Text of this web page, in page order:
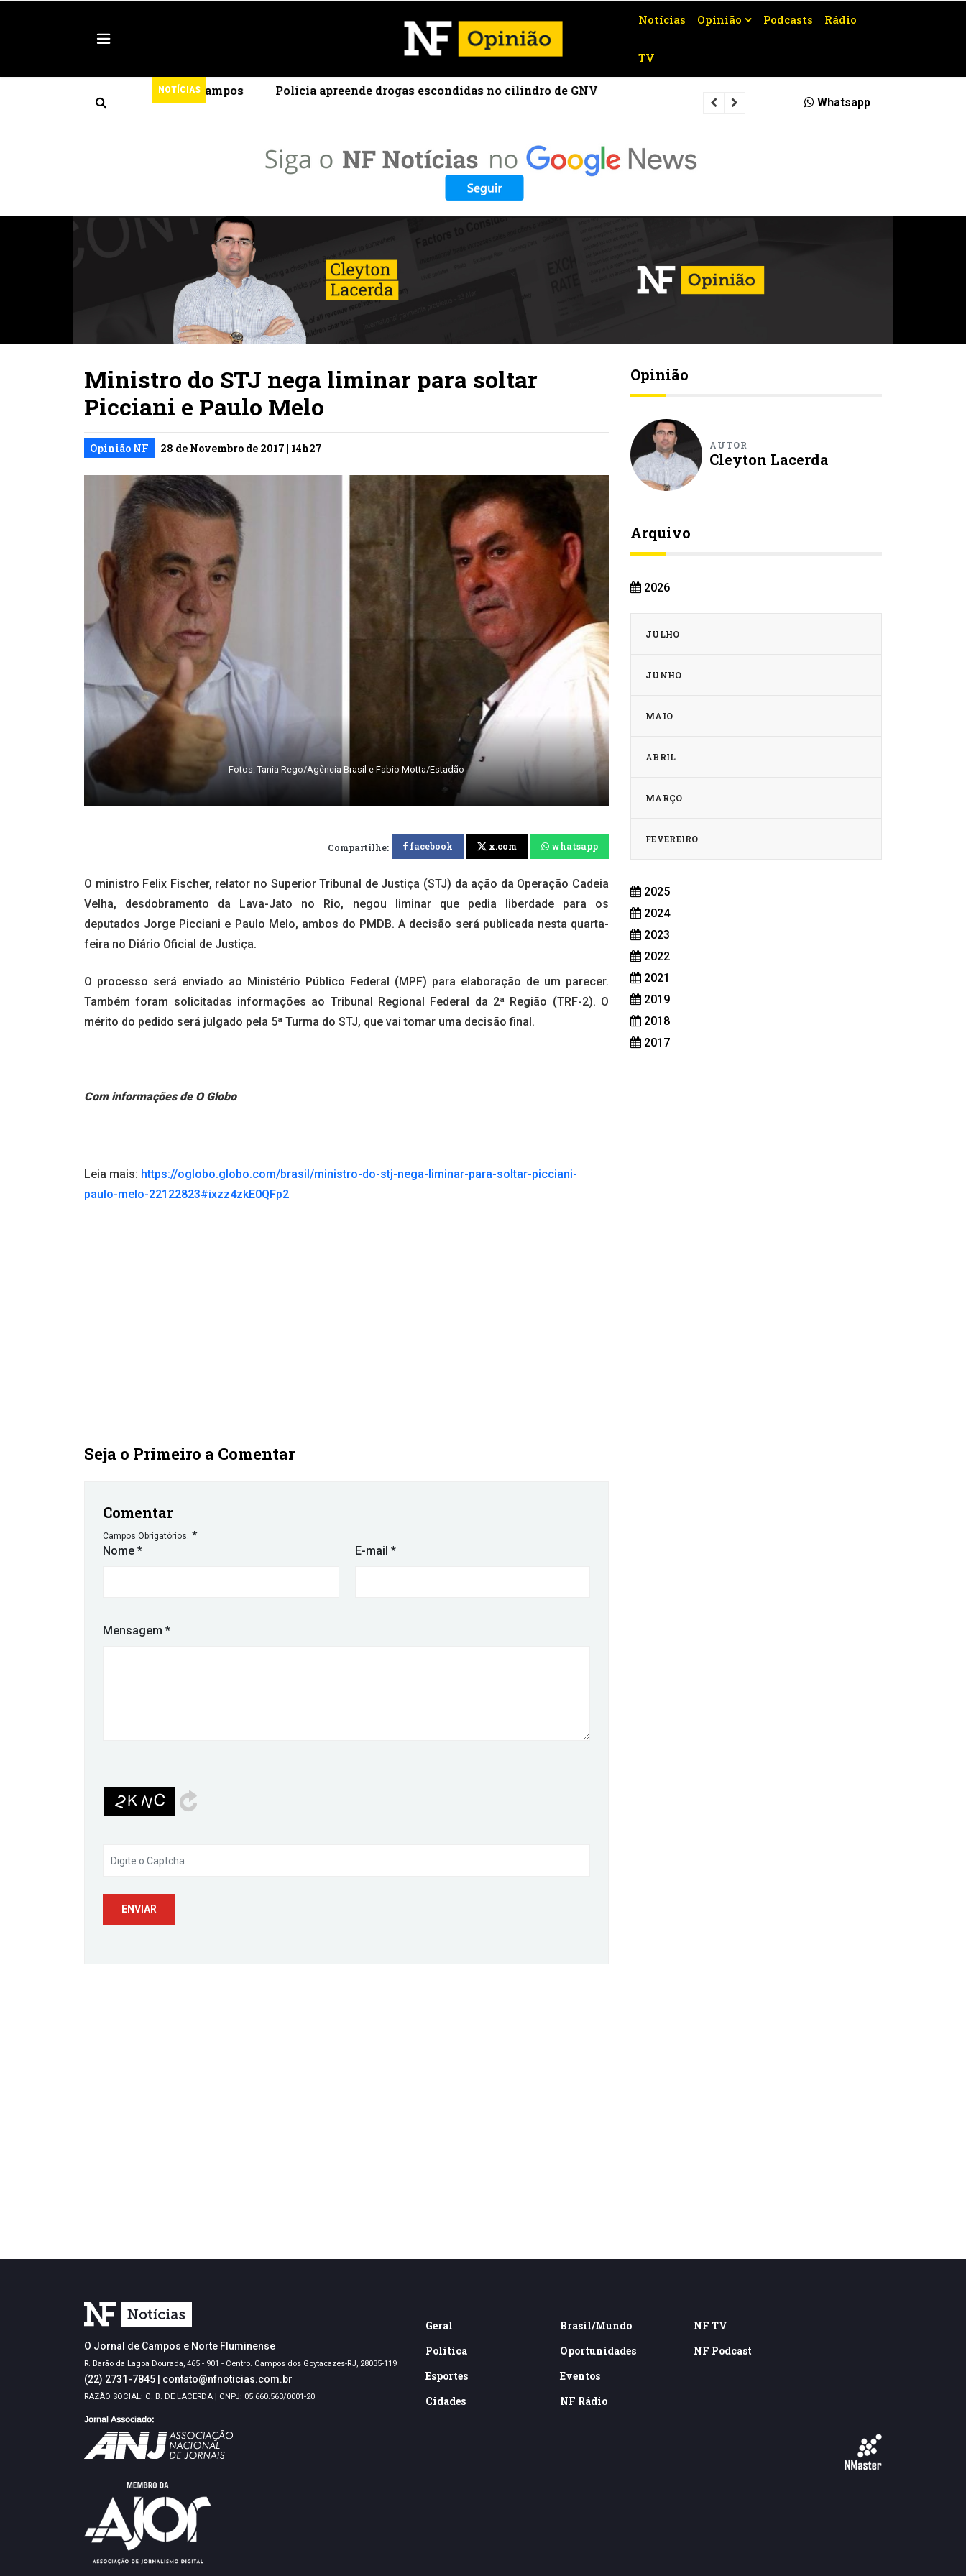
Notícias Opinião Podcasts Rádio
TV
NOTÍCIAS
a ExpoAgro 2026 em Campos Polícia apreende drogas escondidas no cilindro de GNV
Whatsapp
Ministro do STJ nega liminar para soltar
Picciani e Paulo Melo
Opinião NF 28 de Novembro de 2017 | 14h27
Fotos: Tania Rego/Agência Brasil e Fabio Motta/Estadão
Compartilhe: facebook x.com whatsapp
O ministro Felix Fischer, relator no Superior Tribunal de Justiça (STJ) da ação da Operação Cadeia
Velha, desdobramento da Lava-Jato no Rio, negou liminar que pedia liberdade para os
deputados Jorge Picciani e Paulo Melo, ambos do PMDB. A decisão será publicada nesta quarta-
feira no Diário Oficial de Justiça.
O processo será enviado ao Ministério Público Federal (MPF) para elaboração de um parecer.
Também foram solicitadas informações ao Tribunal Regional Federal da 2ª Região (TRF-2). O
mérito do pedido será julgado pela 5ª Turma do STJ, que vai tomar uma decisão final.
Com informações de O Globo
Leia mais: https://oglobo.globo.com/brasil/ministro-do-stj-nega-liminar-para-soltar-picciani-
paulo-melo-22122823#ixzz4zkE0QFp2
Seja o Primeiro a Comentar
Comentar
Campos Obrigatórios. *
Nome * E-mail *
Mensagem *
Opinião
AUTOR
Cleyton Lacerda
Arquivo
2026
JULHO
JUNHO
MAIO
ABRIL
MARÇO
FEVEREIRO
2025
2024
2023
2022
2021
2019
2018
2017
O Jornal de Campos e Norte Fluminense
R. Barão da Lagoa Dourada, 465 - 901 - Centro. Campos dos Goytacazes-RJ, 28035-119
(22) 2731-7845 contato@nfnoticias.com.br
RAZÃO SOCIAL: C. B. DE LACERDA | CNPJ: 05.660.563/0001-20
Geral
Política
Esportes
Cidades
Brasil/Mundo
Oportunidades
Eventos
NF Rádio
NF TV
NF Podcast